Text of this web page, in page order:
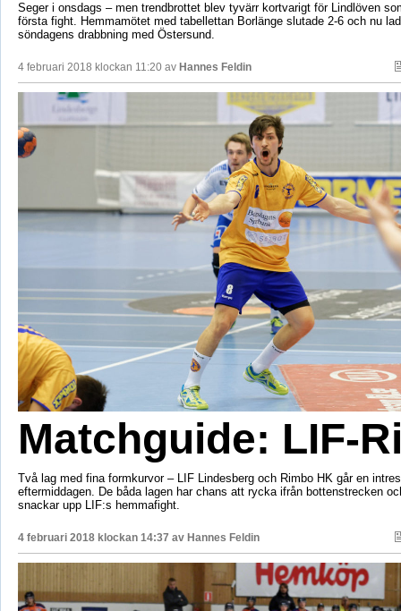
Seger i onsdags – men trendbrottet blev tyvärr kortvarigt för Lindlöven
första fight. Hemmamötet med tabellettan Borlänge slutade 2-6 och nu
söndagens drabbning med Östersund.
4 februari 2018 klockan 11:20 av Hannes Feldin
Matchguide: LIF-
Två lag med fina formkurvor – LIF Lindesberg och Rimbo HK går en
eftermiddagen. De båda lagen har chans att rycka ifrån bottenstrecken
snackar upp LIF:s hemmafight.
4 februari 2018 klockan 14:37 av Hannes Feldin